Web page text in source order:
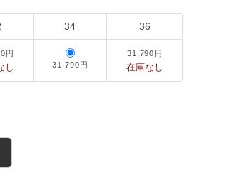
34 36
円
し 31,790円
31,790円
在庫なし